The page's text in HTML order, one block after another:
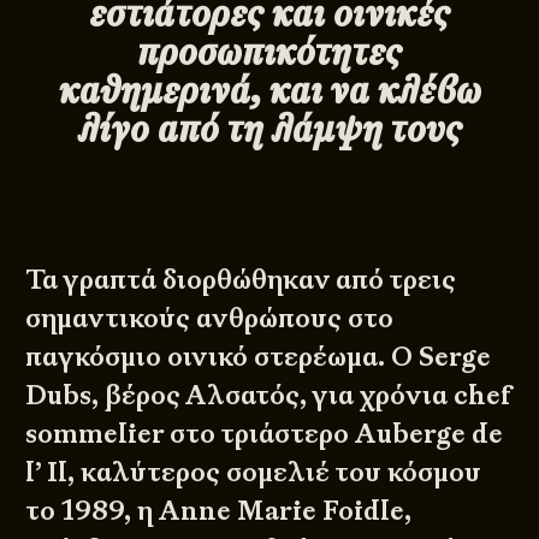
εστιάτορες και οινικές
προσωπικότητες
καθημερινά, και να κλέβω
λίγο από τη λάμψη τους
Τα γραπτά διορθώθηκαν από τρεις
σημαντικούς ανθρώπους στο
παγκόσμιο οινικό στερέωμα. Ο Serge
Dubs, βέρος Αλσατός, για χρόνια chef
sommelier στο τριάστερο Auberge de
l’ Il, καλύτερος σομελιέ του κόσμου
το 1989, η Anne Marie Foidle,